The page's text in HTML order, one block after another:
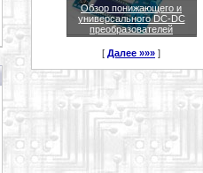
Обзор понижающего и
универсального DC-DC
преобразователей
[ Далее »»» ]